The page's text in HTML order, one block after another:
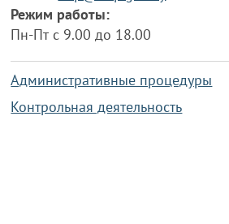
Режим работы:
Пн-Пт с 9.00 до 18.00
Административные процедуры
Контрольная деятельность